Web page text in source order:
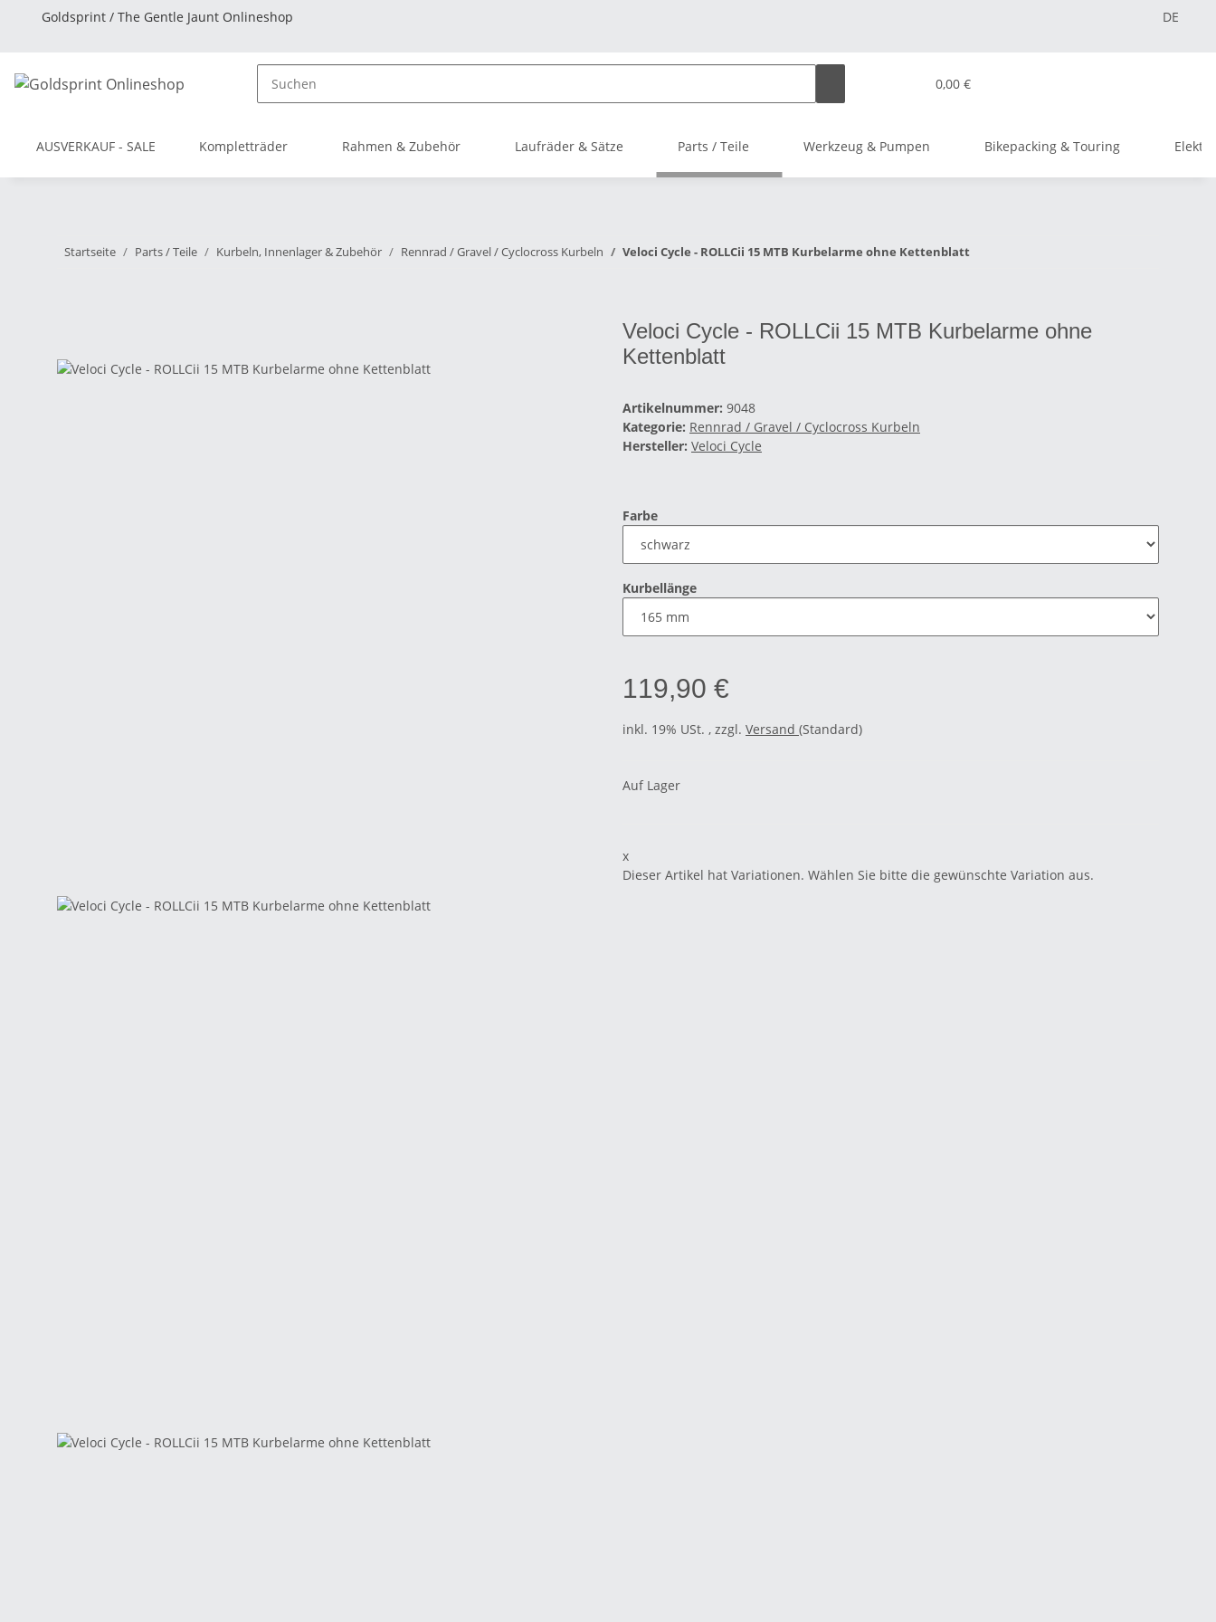
DE
Goldsprint / The Gentle Jaunt Onlineshop
0,00 €
AUSVERKAUF - SALE Kompletträder Rahmen & Zubehör Laufräder & Sätze Parts / Teile Werkzeug & Pumpen Bikepacking & Touring
Startseite Parts / Teile Kurbeln, Innenlager & Zubehör Rennrad / Gravel / Cyclocross Kurbeln Veloci Cycle - ROLLCii 15 MTB Kurbelarme ohne Kettenblatt
Veloci Cycle - ROLLCii 15 MTB Kurbelarme ohne
Kettenblatt
Artikelnummer: 9048
Kategorie: Rennrad / Gravel / Cyclocross Kurbeln
Hersteller: Veloci Cycle
Farbe
Kurbellänge
119,90 €
inkl. 19% USt. , zzgl. Versand (Standard)
Auf Lager
x
Dieser Artikel hat Variationen. Wählen Sie bitte die gewünschte Variation aus.